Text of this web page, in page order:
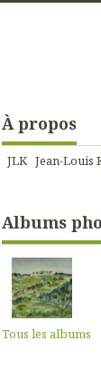
À propos
JLK Jean-Louis
Albums
Tous les albums